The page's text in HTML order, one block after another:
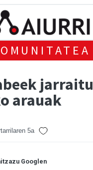
jarraitu
arauak
5a
Googlen